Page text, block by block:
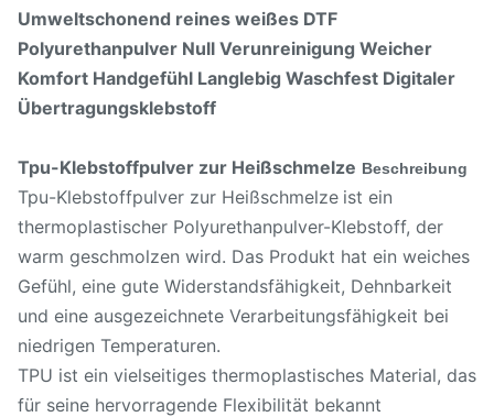
Umweltschonend reines weißes DTF
Polyurethanpulver Null Verunreinigung Weicher
Komfort Handgefühl Langlebig Waschfest Digitaler
Übertragungsklebstoff
Tpu-Klebstoffpulver zur Heißschmelze Beschreibung
Tpu-Klebstoffpulver zur Heißschmelze ist ein
thermoplastischer Polyurethanpulver-Klebstoff, der
warm geschmolzen wird. Das Produkt hat ein weiches
Gefühl, eine gute Widerstandsfähigkeit, Dehnbarkeit
und eine ausgezeichnete Verarbeitungsfähigkeit bei
niedrigen Temperaturen.
TPU ist ein vielseitiges thermoplastisches Material, das
für seine hervorragende Flexibilität bekannt